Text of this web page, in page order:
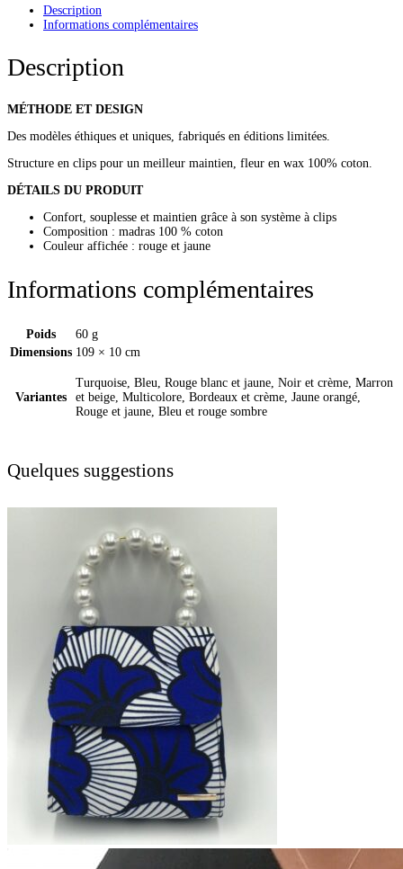
Description
Informations complémentaires
Description
MÉTHODE ET DESIGN
Des modèles éthiques et uniques, fabriqués en éditions limitées.
Structure en clips pour un meilleur maintien, fleur en wax 100% coton.
DÉTAILS DU PRODUIT
Confort, souplesse et maintien grâce à son système à clips
Composition : madras 100 % coton
Couleur affichée : rouge et jaune
Informations complémentaires
Poids
60 g
Dimensions 109 × 10 cm
Variantes
Turquoise, Bleu, Rouge blanc et jaune, Noir et crème, Marron
et beige, Multicolore, Bordeaux et crème, Jaune orangé,
Rouge et jaune, Bleu et rouge sombre
Quelques suggestions